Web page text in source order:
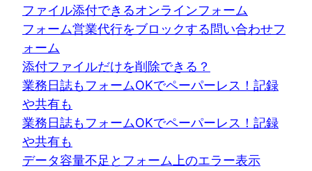
ファイル添付できるオンラインフォーム
フォーム営業代行をブロックする問い合わせフ
ォーム
添付ファイルだけを削除できる？
業務日誌もフォームOKでペーパーレス！記録
や共有も
業務日誌もフォームOKでペーパーレス！記録
や共有も
データ容量不足とフォーム上のエラー表示